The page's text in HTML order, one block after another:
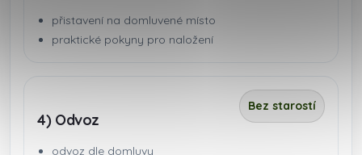
přistavení na domluvené místo
praktické pokyny pro naložení
4) Odvoz
Bez starostí
odvoz dle domluvy